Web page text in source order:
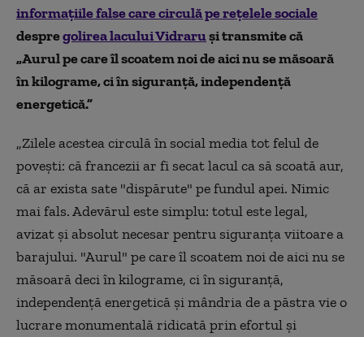
informațiile false care circulă pe rețelele sociale
despregolirea lacului Vidraruși transmite că
„Aurul pe care îl scoatem noi de aici nu se măsoară
în kilograme, ci în siguranţă, independenţă
energetică.”
„Zilele acestea circulă în social media tot felul de
poveşti: că francezii ar fi secat lacul ca să scoată aur,
că ar exista sate "dispărute" pe fundul apei. Nimic
mai fals. Adevărul este simplu: totul este legal,
avizat şi absolut necesar pentru siguranţa viitoare a
barajului. "Aurul" pe care îl scoatem noi de aici nu se
măsoară deci în kilograme, ci în siguranţă,
independenţă energetică şi mândria de a păstra vie o
lucrare monumentală ridicată prin efortul şi